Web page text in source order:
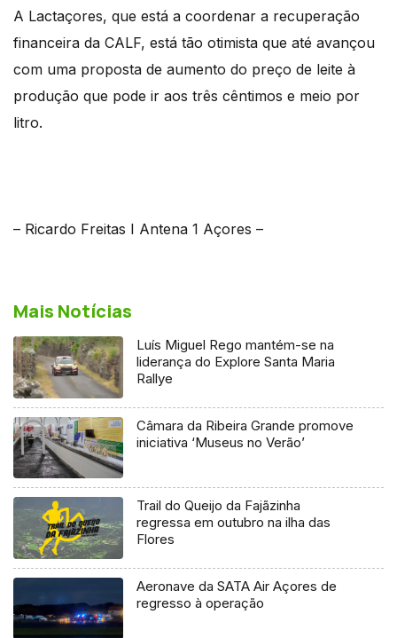
A Lactaçores, que está a coordenar a recuperação
financeira da CALF, está tão otimista que até avançou
com uma proposta de aumento do preço de leite à
produção que pode ir aos três cêntimos e meio por
litro.
– Ricardo Freitas I Antena 1 Açores –
Mais Notícias
Luís Miguel Rego mantém-se na
liderança do Explore Santa Maria
Rallye
Câmara da Ribeira Grande promove
iniciativa ‘Museus no Verão’
Trail do Queijo da Fajãzinha
regressa em outubro na ilha das
Flores
Aeronave da SATA Air Açores de
regresso à operação